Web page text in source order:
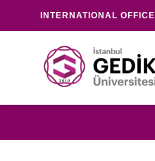
INTERNATIONAL OFFICE